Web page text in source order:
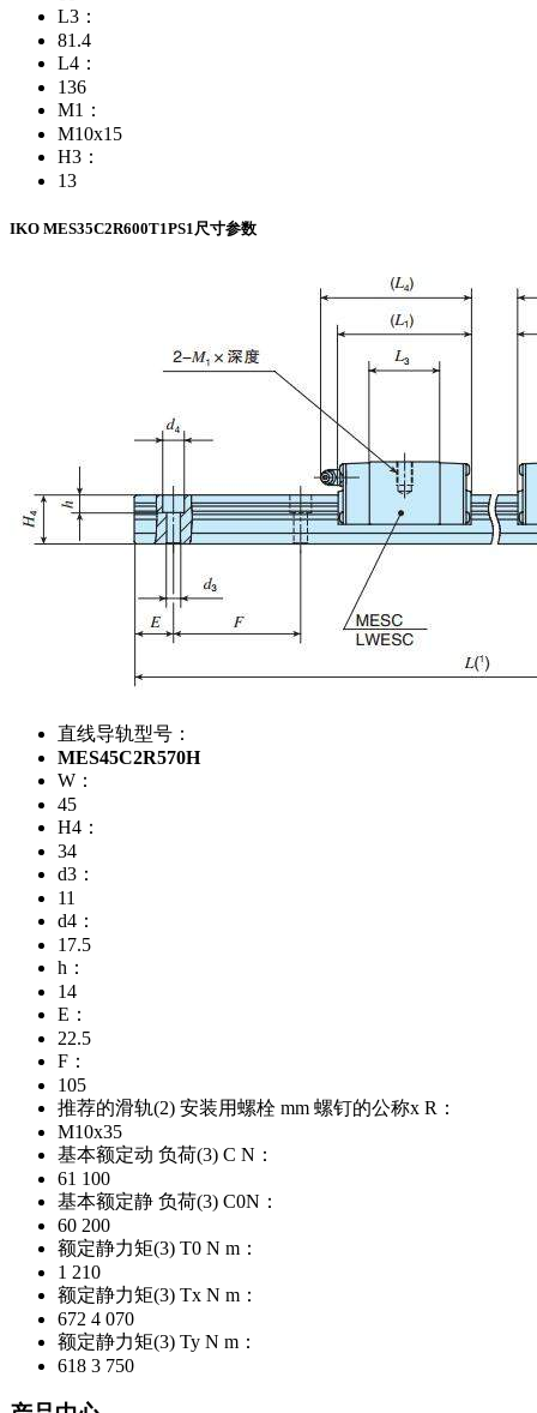
L3：
81.4
L4：
136
M1：
M10x15
H3：
13
IKO MES35C2R600T1PS1尺寸参数
直线导轨型号：
MES45C2R570H
W：
45
H4：
34
d3：
11
d4：
17.5
h：
14
E：
22.5
F：
105
推荐的滑轨(2) 安装用螺栓 mm 螺钉的公称x R：
M10x35
基本额定动 负荷(3) C N：
61 100
基本额定静 负荷(3) C0N：
60 200
额定静力矩(3) T0 N m：
1 210
额定静力矩(3) Tx N m：
672 4 070
额定静力矩(3) Ty N m：
618 3 750